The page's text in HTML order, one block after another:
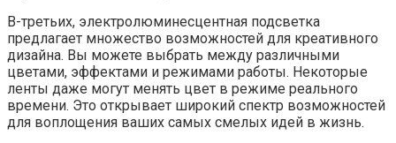
В-третьих, электролюминесцентная подсветка
предлагает множество возможностей для креативного
дизайна. Вы можете выбрать между различными
цветами, эффектами и режимами работы. Некоторые
ленты даже могут менять цвет в режиме реального
времени. Это открывает широкий спектр возможностей
для воплощения ваших самых смелых идей в жизнь.